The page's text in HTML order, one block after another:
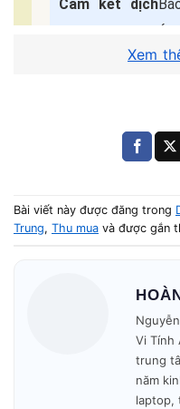
Cam kết dịch
vụ:
ép
🔧 Kiểm tra – báo
Mở cửa: 09h00 –
Xem
Bài viết này được đăng trong
Trung, Thu mua và được gắn
Vi Tính
trung
năm
laptop,